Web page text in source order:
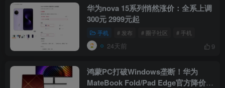
华为nova 15系列悄然涨价：全系上调
300元 2999元起
手机 # 发布 # 圈子社区 # 手机
24天前 9
鸿蒙PC打破Windows垄断！华为
MateBook Fold/Pad Edge官方降价优